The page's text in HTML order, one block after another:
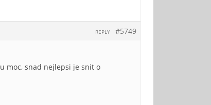
#5749
REPLY
moc, snad nejlepsi je snit o